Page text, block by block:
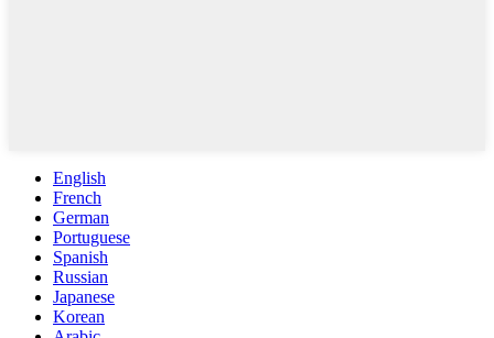
English
French
German
Portuguese
Spanish
Russian
Japanese
Korean